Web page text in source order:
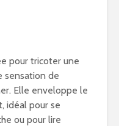
pour tricoter une
sensation de
Elle enveloppe le
idéal pour se
ou pour lire